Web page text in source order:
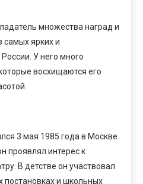
множества наград и
самых ярких и
У него много
восхищаются его
3 мая 1985 года в Москве.
проявлял интерес к
В детстве он участвовал
постановках и школьных